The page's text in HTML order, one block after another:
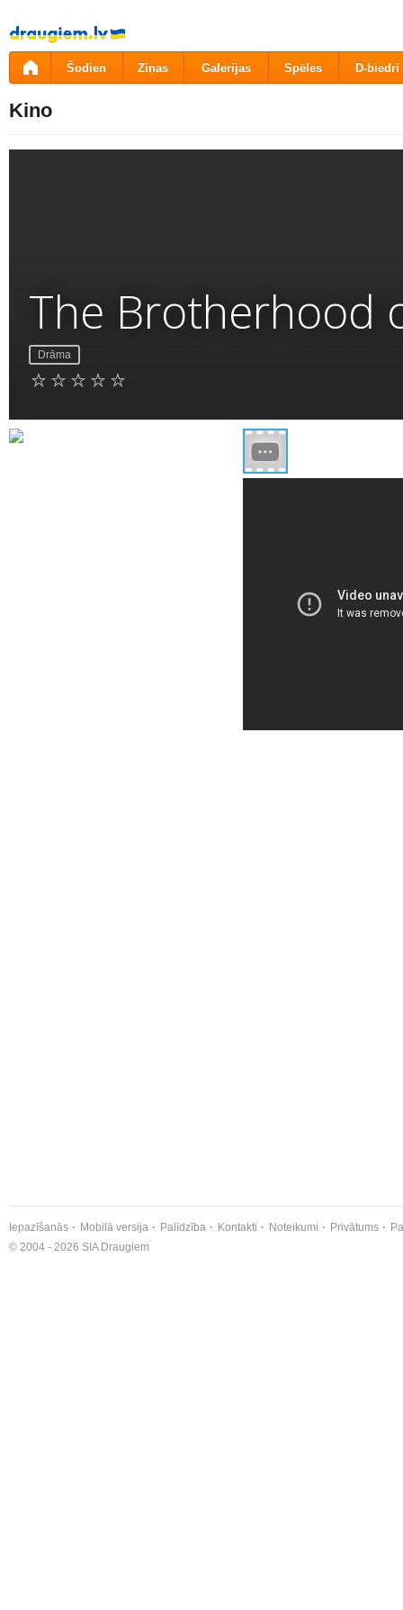
Pāriet
uz
saturu
Šodien Ziņas Galerijas Spēles D-biedri
Kino
The Brotherhood
Drāma
Iepazīšanās Mobilā versija Palīdzība Kontakti Noteikumi Privātums
© 2004 - 2026 SIA Draugiem